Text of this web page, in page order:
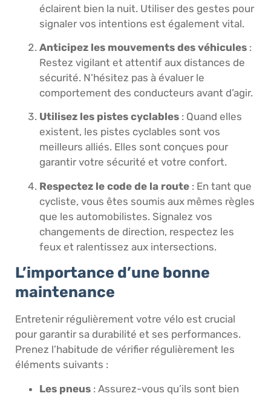
éclairent bien la nuit. Utiliser des gestes pour
signaler vos intentions est également vital.
Anticipez les mouvements des véhicules :
Restez vigilant et attentif aux distances de
sécurité. N’hésitez pas à évaluer le
comportement des conducteurs avant d’agir.
Utilisez les pistes cyclables : Quand elles
existent, les pistes cyclables sont vos
meilleurs alliés. Elles sont conçues pour
garantir votre sécurité et votre confort.
Respectez le code de la route : En tant que
cycliste, vous êtes soumis aux mêmes règles
que les automobilistes. Signalez vos
changements de direction, respectez les
feux et ralentissez aux intersections.
L’importance d’une bonne
maintenance
Entretenir régulièrement votre vélo est crucial
pour garantir sa durabilité et ses performances.
Prenez l’habitude de vérifier régulièrement les
éléments suivants :
Les pneus : Assurez-vous qu’ils sont bien